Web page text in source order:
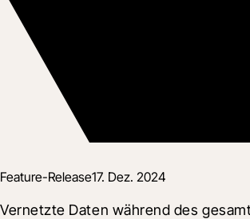
Feature-Release17. Dez. 2024
Vernetzte Daten während des